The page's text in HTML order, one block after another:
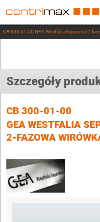
CB 300-01-00 GEA Westfalia Separator 2-
Szczegóły
CB 300-01-00
GEA WESTFALIA
2-FAZOWA